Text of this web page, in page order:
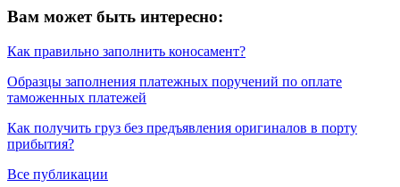
Вам может быть интересно:
Как правильно заполнить коносамент?
Образцы заполнения платежных поручений по оплате
таможенных платежей
Как получить груз без предъявления оригиналов в порту
прибытия?
Все публикации